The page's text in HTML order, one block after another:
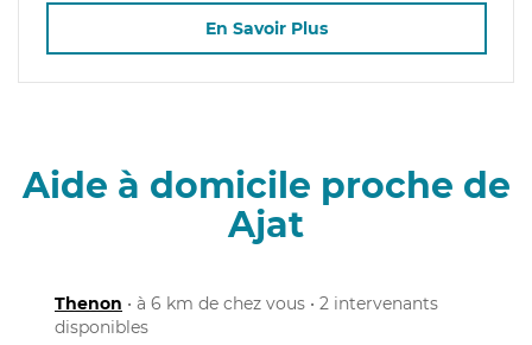
En Savoir Plus
Aide à domicile proche de
Ajat
Thenon • à 6 km de chez vous • 2 intervenants
disponibles